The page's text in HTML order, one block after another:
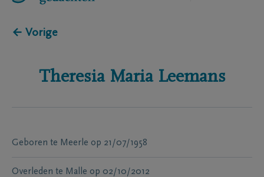
← Vorige
Theresia Maria Leemans
Geboren te Meerle op 21/07/1958
Overleden te Malle op 02/10/2012